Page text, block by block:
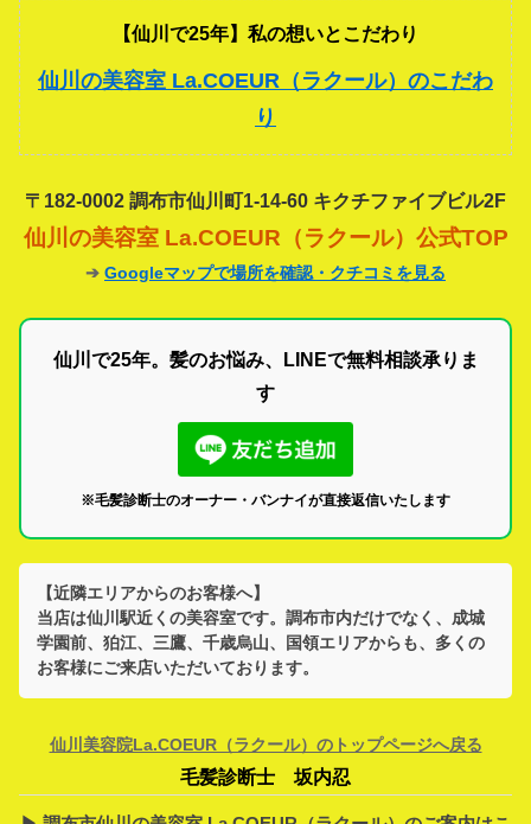
【仙川で25年】私の想いとこだわり
仙川の美容室 La.COEUR（ラクール）のこだわ
り
〒182-0002 調布市仙川町1-14-60 キクチファイブビル2F
仙川の美容室 La.COEUR（ラクール）公式TOP
➔ Googleマップで場所を確認・クチコミを見る
仙川で25年。髪のお悩み、LINEで無料相談承りま
す
※毛髪診断士のオーナー・バンナイが直接返信いたします
【近隣エリアからのお客様へ】
当店は仙川駅近くの美容室です。 調布市内だけでなく、 成城
学園前、狛江、三鷹、千歳烏山、国領エリアからも、多くの
お客様にご来店いただいております。
仙川美容院La.COEUR（ラクール）のトップページへ戻る
毛髪診断士 坂内忍